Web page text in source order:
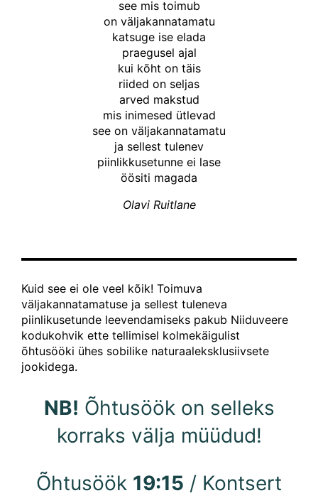
see mis toimub
on väljakannatamatu
katsuge ise elada
praegusel ajal
kui kõht on täis
riided on seljas
arved makstud
mis inimesed ütlevad
see on väljakannatamatu
ja sellest tulenev
piinlikkusetunne ei lase
öösiti magada
Olavi Ruitlane
Kuid see ei ole veel kõik! Toimuva
väljakannatamatuse ja sellest tuleneva
piinlikusetunde leevendamiseks pakub Niiduveere
kodukohvik ette tellimisel kolmekäigulist
õhtusööki ühes sobilike naturaaleksklusiivsete
jookidega.
NB! Õhtusöök on selleks
korraks välja müüdud!
Õhtusöök 19:15 / Kontsert